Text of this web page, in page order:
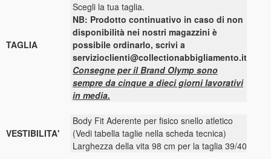
TAGLIA
Scegli la tua taglia.
NB: Prodotto continuativo in caso di non
disponibilità nei nostri magazzini è
possibile ordinarlo, scrivi a
servizioclienti@collectionabbigliamento.it
Consegne per il Brand Olymp sono
sempre da cinque a dieci giorni lavorativi
in media.
VESTIBILITA'
Body Fit Aderente per fisico snello atletico
(Vedi tabella taglie nella scheda tecnica)
Larghezza della vita 98 cm per la taglia 39/40